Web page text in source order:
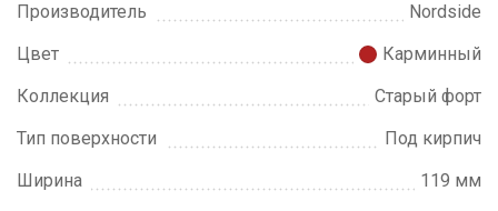
Производитель
Nordside
Цвет
Карминный
Коллекция
Старый форт
Тип поверхности
Под кирпич
Ширина
119 мм